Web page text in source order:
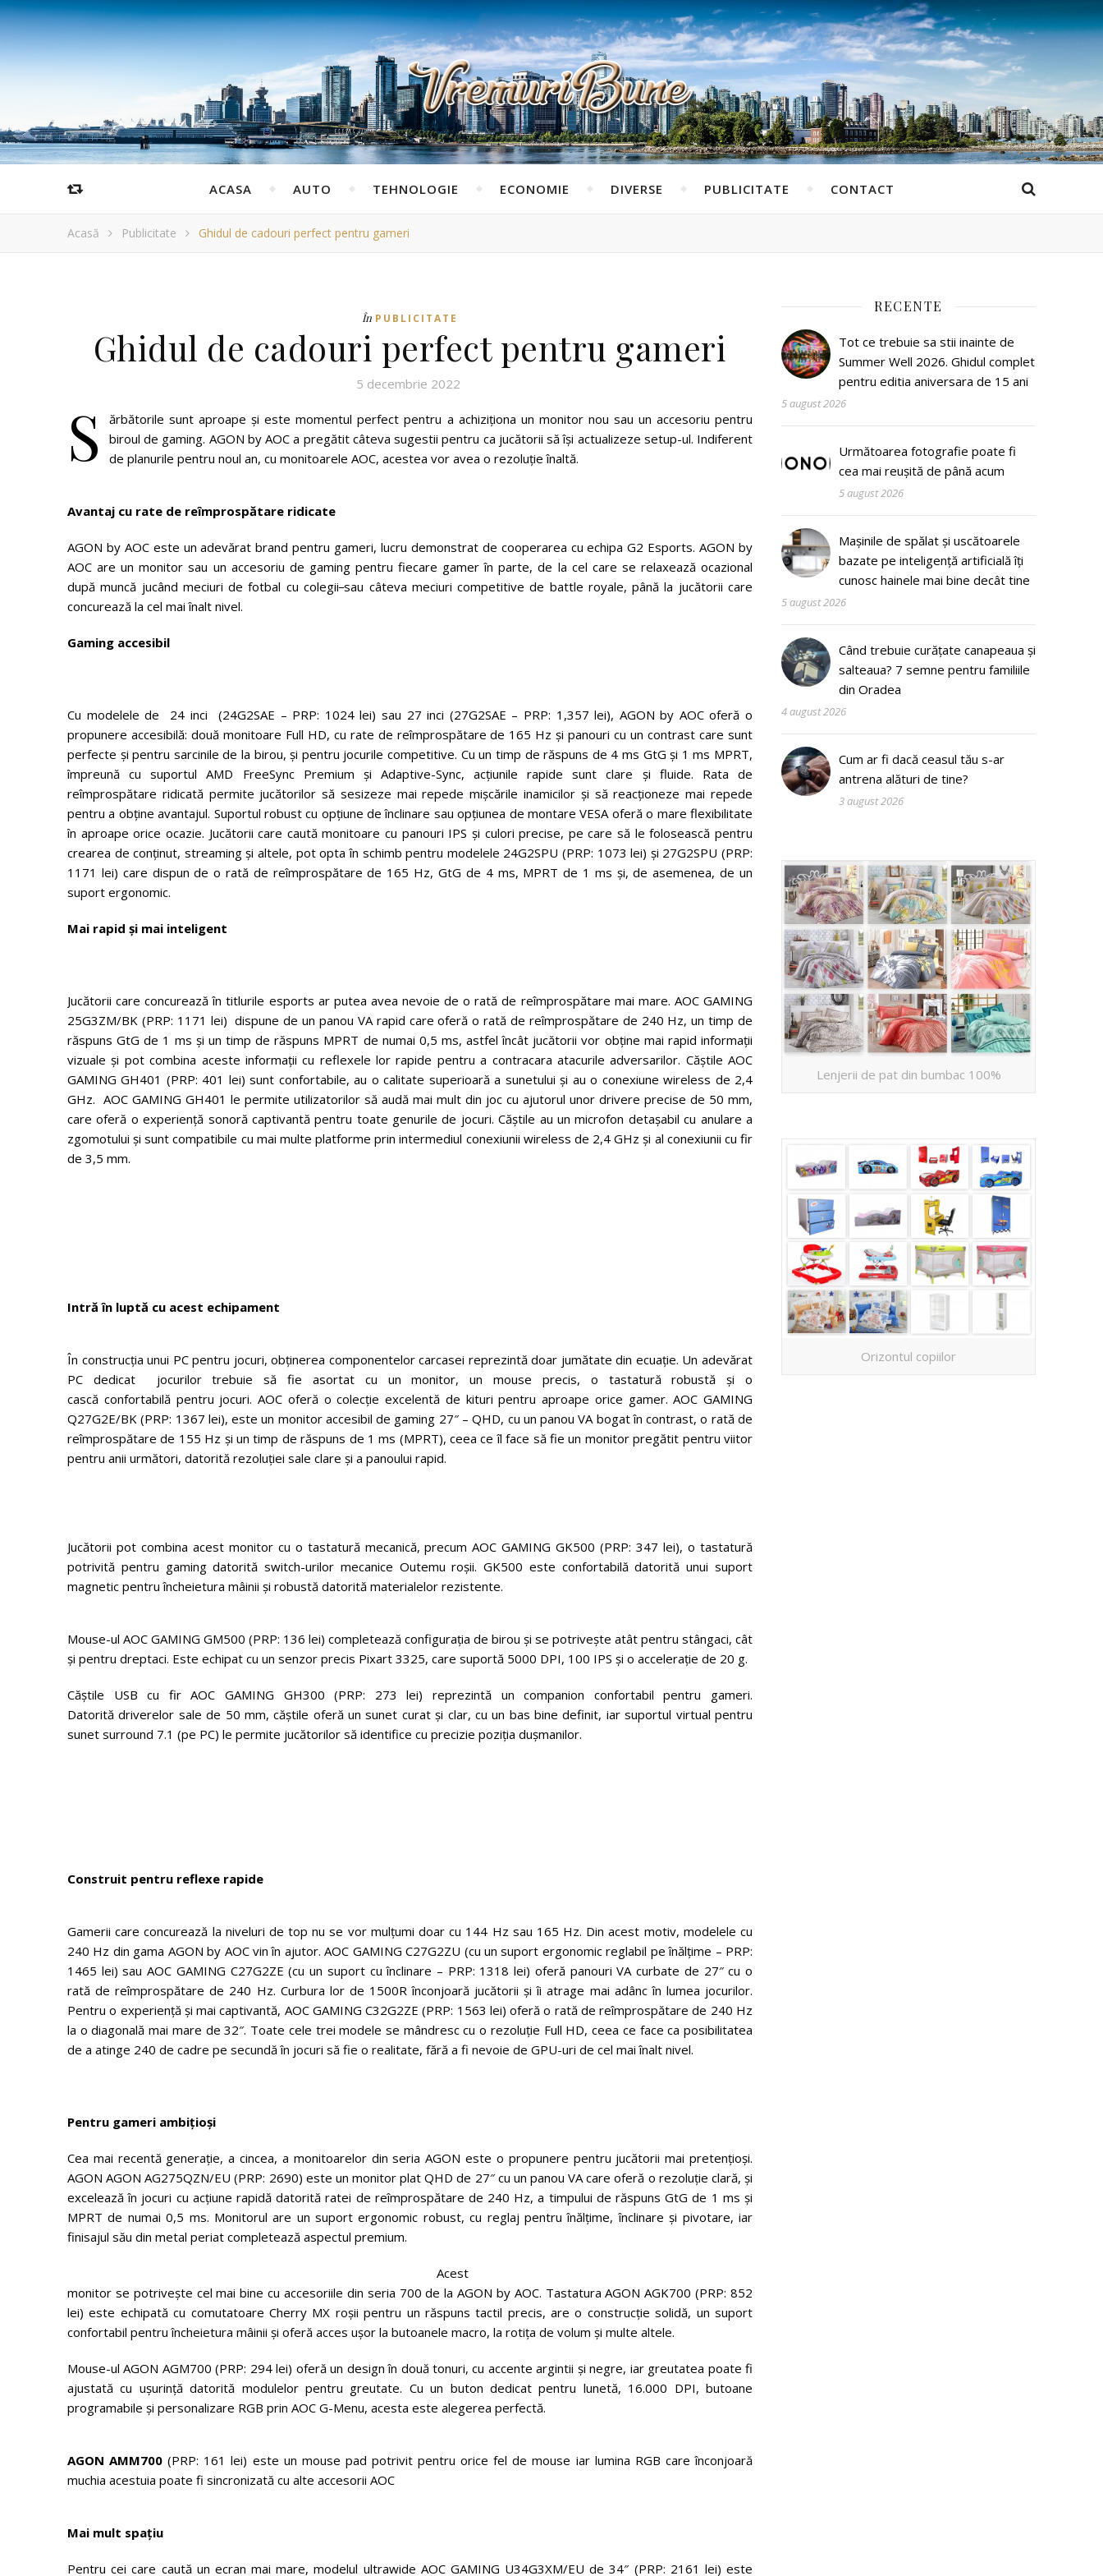
ACASA AUTO TEHNOLOGIE ECONOMIE DIVERSE PUBLICITATE CONTACT
Acasă Publicitate Ghidul de cadouri perfect pentru gameri
În PUBLICITATE
Ghidul de cadouri perfect pentru gameri
5 decembrie 2022
S
ărbătorile sunt aproape și este momentul perfect pentru a achiziționa un monitor nou sau un accesoriu pentru
biroul de gaming. AGON by AOC a pregătit câteva sugestii pentru ca jucătorii să își actualizeze setup-ul. Indiferent
de planurile pentru noul an, cu monitoarele AOC, acestea vor avea o rezoluție înaltă.
Avantaj cu rate de reîmprospătare ridicate
AGON by AOC este un adevărat brand pentru gameri, lucru demonstrat de cooperarea cu echipa G2 Esports. AGON by
AOC are un monitor sau un accesoriu de gaming pentru fiecare gamer în parte, de la cel care se relaxează ocazional
după muncă jucând meciuri de fotbal cu colegii sau câteva meciuri competitive de battle royale, până la jucătorii care
concurează la cel mai înalt nivel.
Gaming accesibil
Cu modelele de 24 inci (24G2SAE – PRP: 1024 lei) sau 27 inci (27G2SAE – PRP: 1,357 lei), AGON by AOC oferă o
propunere accesibilă: două monitoare Full HD, cu rate de reîmprospătare de 165 Hz și panouri cu un contrast care sunt
perfecte și pentru sarcinile de la birou, și pentru jocurile competitive. Cu un timp de răspuns de 4 ms GtG și 1 ms MPRT,
împreună cu suportul AMD FreeSync Premium și Adaptive-Sync, acțiunile rapide sunt clare și fluide. Rata de
reîmprospătare ridicată permite jucătorilor să sesizeze mai repede mișcările inamicilor și să reacționeze mai repede
pentru a obține avantajul. Suportul robust cu opțiune de înclinare sau opțiunea de montare VESA oferă o mare flexibilitate
în aproape orice ocazie. Jucătorii care caută monitoare cu panouri IPS și culori precise, pe care să le folosească pentru
crearea de conținut, streaming și altele, pot opta în schimb pentru modelele 24G2SPU (PRP: 1073 lei) și 27G2SPU (PRP:
1171 lei) care dispun de o rată de reîmprospătare de 165 Hz, GtG de 4 ms, MPRT de 1 ms și, de asemenea, de un
suport ergonomic.
Mai rapid și mai inteligent
Jucătorii care concurează în titlurile esports ar putea avea nevoie de o rată de reîmprospătare mai mare. AOC GAMING
25G3ZM/BK (PRP: 1171 lei) dispune de un panou VA rapid care oferă o rată de reîmprospătare de 240 Hz, un timp de
răspuns GtG de 1 ms și un timp de răspuns MPRT de numai 0,5 ms, astfel încât jucătorii vor obține mai rapid informații
vizuale și pot combina aceste informații cu reflexele lor rapide pentru a contracara atacurile adversarilor. Căștile AOC
GAMING GH401 (PRP: 401 lei) sunt confortabile, au o calitate superioară a sunetului și au o conexiune wireless de 2,4
GHz. AOC GAMING GH401 le permite utilizatorilor să audă mai mult din joc cu ajutorul unor drivere precise de 50 mm,
care oferă o experiență sonoră captivantă pentru toate genurile de jocuri. Căștile au un microfon detașabil cu anulare a
zgomotului și sunt compatibile cu mai multe platforme prin intermediul conexiunii wireless de 2,4 GHz și al conexiunii cu fir
de 3,5 mm.
Intră în luptă cu acest echipament
În construcția unui PC pentru jocuri, obținerea componentelor carcasei reprezintă doar jumătate din ecuație. Un adevărat
PC dedicat jocurilor trebuie să fie asortat cu un monitor, un mouse precis, o tastatură robustă și o
cască confortabilă pentru jocuri. AOC oferă o colecție excelentă de kituri pentru aproape orice gamer. AOC GAMING
Q27G2E/BK (PRP: 1367 lei), este un monitor accesibil de gaming 27″ – QHD, cu un panou VA bogat în contrast, o rată de
reîmprospătare de 155 Hz și un timp de răspuns de 1 ms (MPRT), ceea ce îl face să fie un monitor pregătit pentru viitor
pentru anii următori, datorită rezoluției sale clare și a panoului rapid.
Jucătorii pot combina acest monitor cu o tastatură mecanică, precum AOC GAMING GK500 (PRP: 347 lei), o tastatură
potrivită pentru gaming datorită switch-urilor mecanice Outemu roșii. GK500 este confortabilă datorită unui suport
magnetic pentru încheietura mâinii și robustă datorită materialelor rezistente.
Mouse-ul AOC GAMING GM500 (PRP: 136 lei) completează configurația de birou și se potrivește atât pentru stângaci, cât
și pentru dreptaci. Este echipat cu un senzor precis Pixart 3325, care suportă 5000 DPI, 100 IPS și o accelerație de 20 g.
Căștile USB cu fir AOC GAMING GH300 (PRP: 273 lei) reprezintă un companion confortabil pentru gameri.
Datorită driverelor sale de 50 mm, căștile oferă un sunet curat și clar, cu un bas bine definit, iar suportul virtual pentru
sunet surround 7.1 (pe PC) le permite jucătorilor să identifice cu precizie poziția dușmanilor.
Construit pentru reflexe rapide
Gamerii care concurează la niveluri de top nu se vor mulțumi doar cu 144 Hz sau 165 Hz. Din acest motiv, modelele cu
240 Hz din gama AGON by AOC vin în ajutor. AOC GAMING C27G2ZU (cu un suport ergonomic reglabil pe înălțime – PRP:
1465 lei) sau AOC GAMING C27G2ZE (cu un suport cu înclinare – PRP: 1318 lei) oferă panouri VA curbate de 27″ cu o
rată de reîmprospătare de 240 Hz. Curbura lor de 1500R înconjoară jucătorii și îi atrage mai adânc în lumea jocurilor.
Pentru o experiență și mai captivantă, AOC GAMING C32G2ZE (PRP: 1563 lei) oferă o rată de reîmprospătare de 240 Hz
la o diagonală mai mare de 32″. Toate cele trei modele se mândresc cu o rezoluție Full HD, ceea ce face ca posibilitatea
de a atinge 240 de cadre pe secundă în jocuri să fie o realitate, fără a fi nevoie de GPU-uri de cel mai înalt nivel.
Pentru gameri ambițioși
Cea mai recentă generație, a cincea, a monitoarelor din seria AGON este o propunere pentru jucătorii mai pretențioși.
AGON AGON AG275QZN/EU (PRP: 2690) este un monitor plat QHD de 27″ cu un panou VA care oferă o rezoluție clară, și
excelează în jocuri cu acțiune rapidă datorită ratei de reîmprospătare de 240 Hz, a timpului de răspuns GtG de 1 ms și
MPRT de numai 0,5 ms. Monitorul are un suport ergonomic robust, cu reglaj pentru înălțime, înclinare și pivotare, iar
finisajul său din metal periat completează aspectul premium.
Acest
monitor se potrivește cel mai bine cu accesoriile din seria 700 de la AGON by AOC. Tastatura AGON AGK700 (PRP: 852
lei) este echipată cu comutatoare Cherry MX roșii pentru un răspuns tactil precis, are o construcție solidă, un suport
confortabil pentru încheietura mâinii și oferă acces ușor la butoanele macro, la rotița de volum și multe altele.
Mouse-ul AGON AGM700 (PRP: 294 lei) oferă un design în două tonuri, cu accente argintii și negre, iar greutatea poate fi
ajustată cu ușurință datorită modulelor pentru greutate. Cu un buton dedicat pentru lunetă, 16.000 DPI, butoane
programabile și personalizare RGB prin AOC G-Menu, acesta este alegerea perfectă.
AGON AMM700 (PRP: 161 lei) este un mouse pad potrivit pentru orice fel de mouse iar lumina RGB care înconjoară
muchia acestuia poate fi sincronizată cu alte accesorii AOC
Mai mult spațiu
Pentru cei care caută un ecran mai mare, modelul ultrawide AOC GAMING U34G3XM/EU de 34″ (PRP: 2161 lei) este
RECENTE
Tot ce trebuie sa stii inainte de
Summer Well 2026. Ghidul complet
pentru editia aniversara de 15 ani
5 august 2026
Următoarea fotografie poate fi
cea mai reușită de până acum
5 august 2026
Mașinile de spălat și uscătoarele
bazate pe inteligență artificială îți
cunosc hainele mai bine decât tine
5 august 2026
Când trebuie curățate canapeaua și
salteaua? 7 semne pentru familiile
din Oradea
4 august 2026
Cum ar fi dacă ceasul tău s-ar
antrena alături de tine?
3 august 2026
Lenjerii de pat din bumbac 100%
Orizontul copiilor